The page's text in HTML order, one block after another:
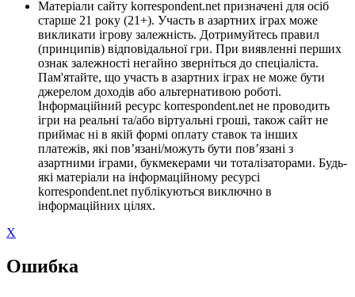
Матеріали сайту korrespondent.net призначені для осіб
старше 21 року (21+). Участь в азартних іграх може
викликати ігрову залежність. Дотримуйтесь правил
(принципів) відповідальної гри. При виявленні перших
ознак залежності негайно зверніться до спеціаліста.
Пам'ятайте, що участь в азартних іграх не може бути
джерелом доходів або альтернативою роботі.
Інформаційний ресурс korrespondent.net не проводить
ігри на реальні та/або віртуальні гроші, також сайт не
приймає ні в якій формі оплату ставок та інших
платежів, які пов’язані/можуть бути пов’язані з
азартними іграми, букмекерами чи тоталізаторами. Будь-
які матеріали на інформаційному ресурсі
korrespondent.net публікуються виключно в
інформаційних цілях.
X
Ошибка